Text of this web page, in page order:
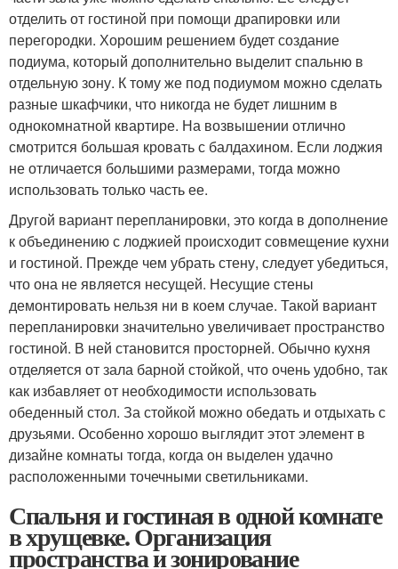
отделить от гостиной при помощи драпировки или
перегородки. Хорошим решением будет создание
подиума, который дополнительно выделит спальню в
отдельную зону. К тому же под подиумом можно сделать
разные шкафчики, что никогда не будет лишним в
однокомнатной квартире. На возвышении отлично
смотрится большая кровать с балдахином. Если лоджия
не отличается большими размерами, тогда можно
использовать только часть ее.
Другой вариант перепланировки, это когда в дополнение
к объединению с лоджией происходит совмещение кухни
и гостиной. Прежде чем убрать стену, следует убедиться,
что она не является несущей. Несущие стены
демонтировать нельзя ни в коем случае. Такой вариант
перепланировки значительно увеличивает пространство
гостиной. В ней становится просторней. Обычно кухня
отделяется от зала барной стойкой, что очень удобно, так
как избавляет от необходимости использовать
обеденный стол. За стойкой можно обедать и отдыхать с
друзьями. Особенно хорошо выглядит этот элемент в
дизайне комнаты тогда, когда он выделен удачно
расположенными точечными светильниками.
Спальня и гостиная в одной комнате
в хрущевке. Организация
пространства и зонирование